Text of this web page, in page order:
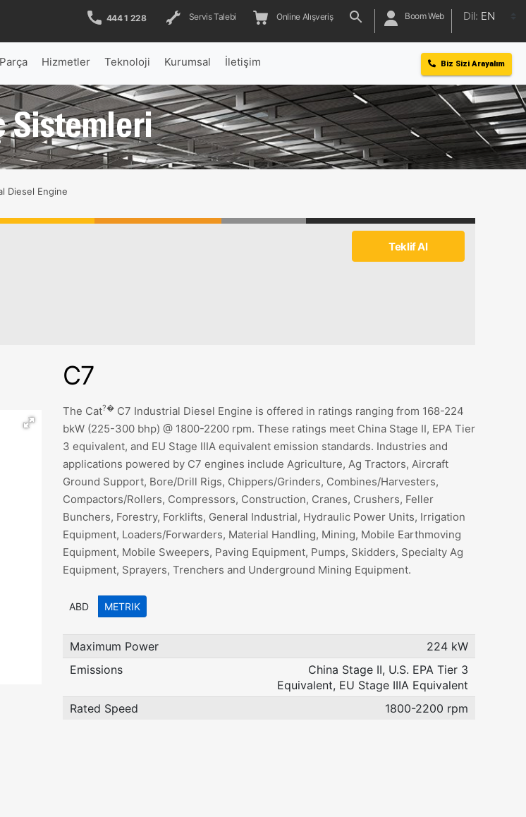
444 1 228 Servis Talebi Online Alışveriş Boom Web Dil: EN
Hizmetler Teknoloji Kurumsal İletişim Biz Sizi Arayalım
Sistemleri
Diesel Engine
Teklif Al
C7
The Cat?� C7 Industrial Diesel Engine is offered in ratings ranging from 168-224
bkW (225-300 bhp) @ 1800-2200 rpm. These ratings meet China Stage II, EPA Tier
3 equivalent, and EU Stage IIIA equivalent emission standards. Industries and
applications powered by C7 engines include Agriculture, Ag Tractors, Aircraft
Ground Support, Bore/Drill Rigs, Chippers/Grinders, Combines/Harvesters,
Compactors/Rollers, Compressors, Construction, Cranes, Crushers, Feller
Bunchers, Forestry, Forklifts, General Industrial, Hydraulic Power Units, Irrigation
Equipment, Loaders/Forwarders, Material Handling, Mining, Mobile Earthmoving
Equipment, Mobile Sweepers, Paving Equipment, Pumps, Skidders, Specialty Ag
Equipment, Sprayers, Trenchers and Underground Mining Equipment.
ABD METRIK
Maximum Power
224 kW
Emissions
China Stage II, U.S. EPA Tier 3
Equivalent, EU Stage IIIA Equivalent
Rated Speed
1800-2200 rpm